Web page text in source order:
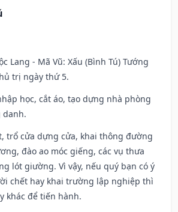
Lang - Mã Vũ: Xấu (Bình Tú) Tướng
trị ngày thứ 5.
học, cắt áo, tạo dựng nhà phòng
danh.
trổ cửa dựng cửa, khai thông đường
đào ao móc giếng, các vụ thưa
lót giường. Vì vậy, nếu quý bạn có ý
chết hay khai trường lập nghiệp thì
khác để tiến hành.